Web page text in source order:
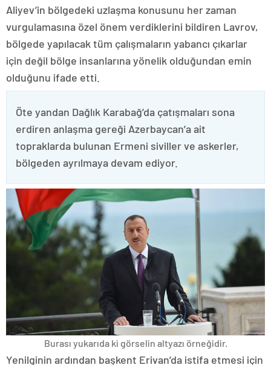
Aliyev’in bölgedeki uzlaşma konusunu her zaman
vurgulamasına özel önem verdiklerini bildiren Lavrov,
bölgede yapılacak tüm çalışmaların yabancı çıkarlar
için değil bölge insanlarına yönelik olduğundan emin
olduğunu ifade etti.
Öte yandan Dağlık Karabağ’da çatışmaları sona
erdiren anlaşma gereği Azerbaycan’a ait
topraklarda bulunan Ermeni siviller ve askerler,
bölgeden ayrılmaya devam ediyor.
Burası yukarıda ki görselin altyazı örneğidir.
Yenilginin ardından başkent Erivan’da istifa etmesi için